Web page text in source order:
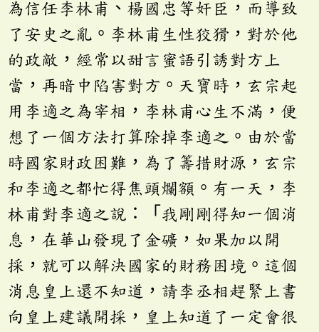
為信任李林甫、楊國忠等奸臣，而導致
了安史之亂。李林甫生性狡猾，對於他
的政敵，經常以甜言蜜語引誘對方上
當，再暗中陷害對方。天寶時，玄宗起
用李適之為宰相，李林甫心生不滿，便
想了一個方法打算除掉李適之。由於當
時國家財政困難，為了籌措財源，玄宗
和李適之都忙得焦頭爛額。有一天，李
林甫對李適之說：「我剛剛得知一個消
息，在華山發現了金礦，如果加以開
採，就可以解決國家的財務困境。這個
消息皇上還不知道，請李丞相趕緊上書
向皇上建議開採，皇上知道了一定會很